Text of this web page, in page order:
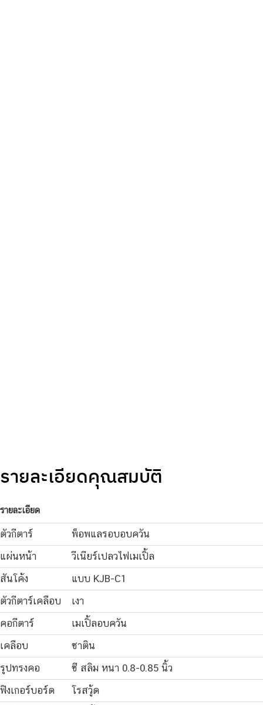
รายละเอียดคุณสมบัติ
รายละเอียด
ตัวกีตาร์
พ็อพแลรอบอบควัน
แผ่นหน้า
วีเนียร์เปลวไฟเมเปิ้ล
สันโค้ง
แบบ KJB-C1
ตัวกีตาร์เคลือบ
เงา
คอกีตาร์
เมเปิ้ลอบควัน
เคลือบ
ซาติน
รูปทรงคอ
ซี สลิม หนา 0.8-0.85 นิ้ว
ฟิงเกอร์บอร์ด
โรสวู้ด